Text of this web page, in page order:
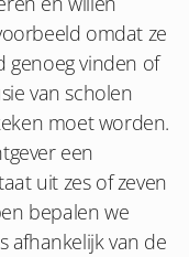
omdat ze
genoeg vinden of
van scholen
moet worden.
een
uit zes of zeven
bepalen we
afhankelijk van de